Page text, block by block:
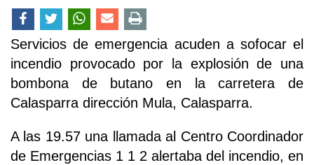
Servicios de emergencia acuden a sofocar el
incendio provocado por la explosión de una
bombona de butano en la carretera de
Calasparra dirección Mula, Calasparra.
A las 19.57 una llamada al Centro Coordinador
de Emergencias 1 1 2 alertaba del incendio, en